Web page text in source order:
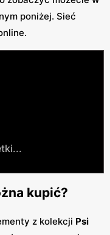
poniżej. Sieć
kupić?
z kolekcji Psi